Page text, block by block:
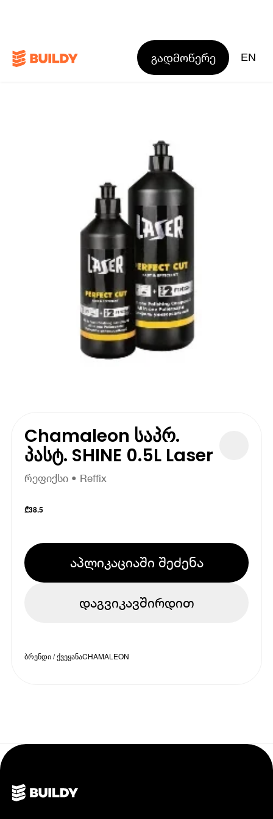
გადმოწერე EN
Chamaleon საპრ.
პასტ. SHINE 0.5L Laser
რეფიქსი • Reffix
₾38.5
აპლიკაციაში შეძენა
დაგვიკავშირდით
ბრენდი / ქვეყანაCHAMALEON